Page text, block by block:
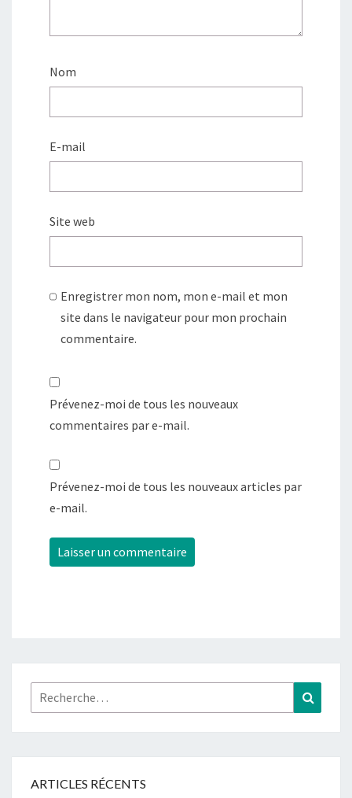
Nom
E-mail
Site web
Enregistrer mon nom, mon e-mail et mon
site dans le navigateur pour mon prochain
commentaire.
Prévenez-moi de tous les nouveaux
commentaires par e-mail.
Prévenez-moi de tous les nouveaux articles par
e-mail.
Rechercher :
ARTICLES RÉCENTS